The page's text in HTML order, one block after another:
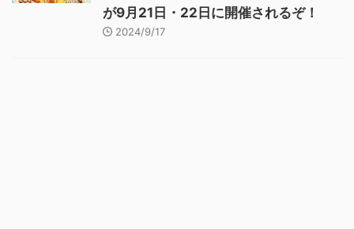
が9月21日・22日に開催されるぞ！
2024/9/17